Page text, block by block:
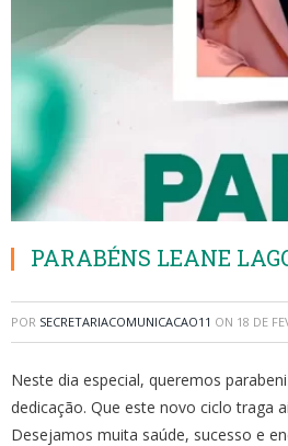
PARABÉNS LEANE
POR SECRETARIACOMUNICACAO11 ON 18 DE
Neste dia especial, queremos
dedicação. Que este novo ciclo traga
Desejamos muita saúde, sucesso e